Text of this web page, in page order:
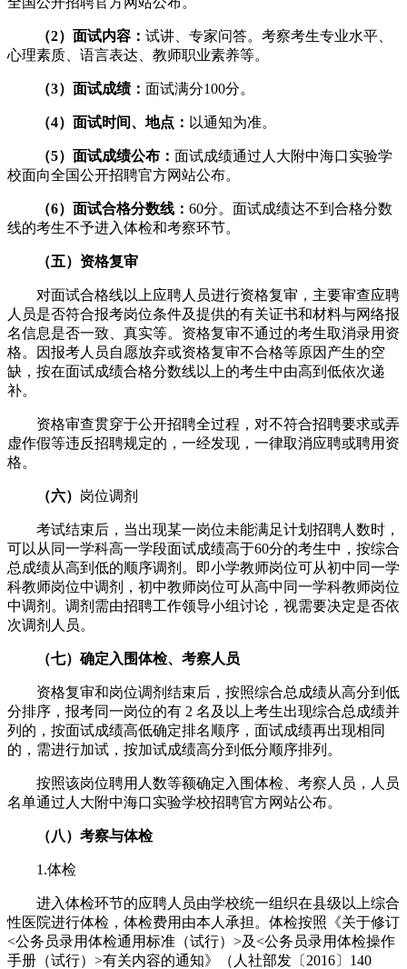
（2）面试内容： 试讲、专家问答。考察考生专业水平、
心理素质、语言表达、教师职业素养等。
（3）面试成绩： 面试满分100分。
（4）面试时间、地点： 以通知为准。
（5）面试成绩公布： 面试成绩通过人大附中海口实验学
校面向全国公开招聘官方网站公布。
（6）面试合格分数线： 60分。面试成绩达不到合格分数
线的考生不予进入体检和考察环节。
（五）资格复审
对面试合格线以上应聘人员进行资格复审，主要审查应聘
人员是否符合报考岗位条件及提供的有关证书和材料与网络报
名信息是否一致、真实等。资格复审不通过的考生取消录用资
格。因报考人员自愿放弃或资格复审不合格等原因产生的空
缺，按在面试成绩合格分数线以上的考生中由高到低依次递
补。
资格审查贯穿于公开招聘全过程，对不符合招聘要求或弄
虚作假等违反招聘规定的，一经发现，一律取消应聘或聘用资
格。
（六） 岗位调剂
考试结束后，当出现某一岗位未能满足计划招聘人数时，
可以从同一学科高一学段面试成绩高于60分的考生中，按综合
总成绩从高到低的顺序调剂。即小学教师岗位可从初中同一学
科教师岗位中调剂，初中教师岗位可从高中同一学科教师岗位
中调剂。调剂需由招聘工作领导小组讨论，视需要决定是否依
次调剂人员。
（七）确定入围体检、考察人员
资格复审和岗位调剂结束后，按照综合总成绩从高分到低
分排序，报考同一岗位的有 2 名及以上考生出现综合总成绩并
列的，按面试成绩高低确定排名顺序，面试成绩再出现相同
的，需进行加试，按加试成绩高分到低分顺序排列。
按照该岗位聘用人数等额确定入围体检、考察人员，人员
名单通过人大附中海口实验学校招聘官方网站公布。
（八）考察与体检
1.体检
进入体检环节的应聘人员由学校统一组织在县级以上综合
性医院进行体检，体检费用由本人承担。体检按照《关于修订
<公务员录用体检通用标准（试行）>及<公务员录用体检操作
手册（试行）>有关内容的通知》（人社部发〔2016〕140